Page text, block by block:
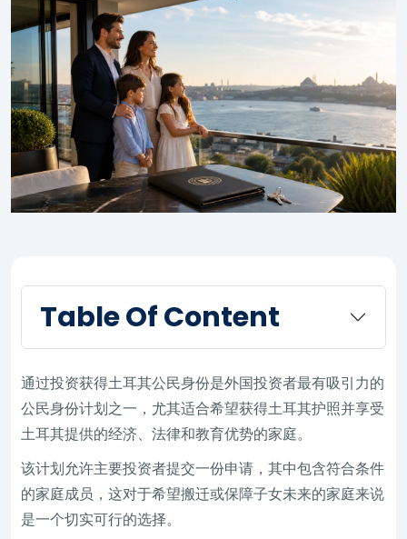
Table Of Content
通过投资获得土耳其公民身份是外国投资者最有吸引力的
公民身份计划之一，尤其适合希望获得土耳其护照并享受
土耳其提供的经济、法律和教育优势的家庭。
该计划允许主要投资者提交一份申请，其中包含符合条件
的家庭成员，这对于希望搬迁或保障子女未来的家庭来说
是一个切实可行的选择。